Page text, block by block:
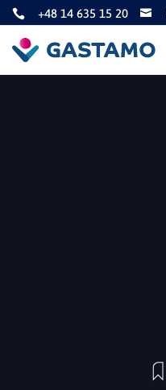
 +48 14 635 15 20 